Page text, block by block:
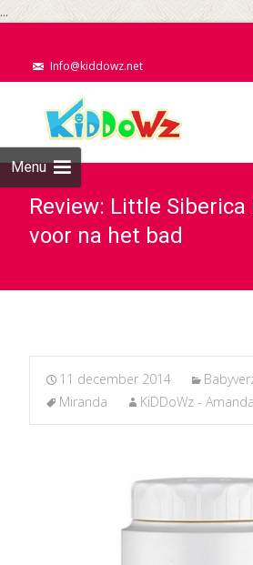
...
Info@kiddowz.net
Menu
Review: Little Siberica
voor na het bad
11 december 2014
Miranda
KiDDoWz - Amanda